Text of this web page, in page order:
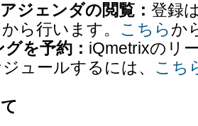
ジェンダの閲覧： 登録
ら行います。 こちらか
を予約： iQmetrixのリ
ュールするには、 こち